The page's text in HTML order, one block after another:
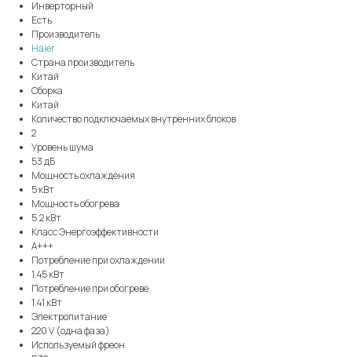
Инверторный
Есть
Производитель
Haier
Страна производитель
Китай
Сборка
Китай
Количество подключаемых внутренних блоков
2
Уровень шума
53 дБ
Мощность охлаждения
5 кВт
Мощность обогрева
5.2 кВт
Класс Энергоэффективности
A+++
Потребление при охлаждении
1.45 кВт
Потребление при обогреве
1.41 кВт
Электропитание
220 V (одна фаза)
Используемый фреон